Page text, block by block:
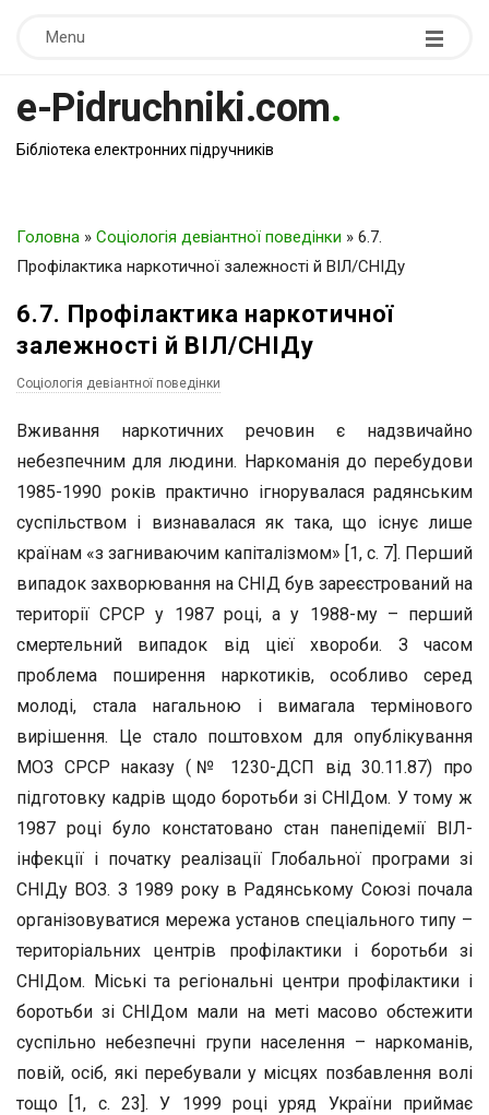
Menu
e-Pidruchniki.com.
Бібліотека електронних підручників
Головна » Соціологія девіантної поведінки » 6.7.
Профілактика наркотичної залежності й ВІЛ/СНІДу
6.7. Профілактика наркотичної
залежності й ВІЛ/СНІДу
Соціологія девіантної поведінки
Вживання наркотичних речовин є надзвичайно
небезпечним для людини. Наркоманія до перебудови
1985-1990 років практично ігнорувалася радянським
суспільством і визнавалася як така, що існує лише
країнам «з загниваючим капіталізмом» [1, с. 7]. Перший
випадок захворювання на СНІД був зареєстрований на
території СРСР у 1987 році, а у 1988-му – перший
смертельний випадок від цієї хвороби. З часом
проблема поширення наркотиків, особливо серед
молоді, стала нагальною і вимагала термінового
вирішення. Це стало поштовхом для опублікування
МОЗ СРСР наказу (№ 1230-ДСП від 30.11.87) про
підготовку кадрів щодо боротьби зі СНІДом. У тому ж
1987 році було констатовано стан панепідемії ВІЛ-
інфекції і початку реалізації Глобальної програми зі
СНІДу ВОЗ. З 1989 року в Радянському Союзі почала
організовуватися мережа установ спеціального типу –
територіальних центрів профілактики і боротьби зі
СНІДом. Міські та регіональні центри профілактики і
боротьби зі СНІДом мали на меті масово обстежити
суспільно небезпечні групи населення – наркоманів,
повій, осіб, які перебували у місцях позбавлення волі
тощо [1, с. 23]. У 1999 році уряд України приймає